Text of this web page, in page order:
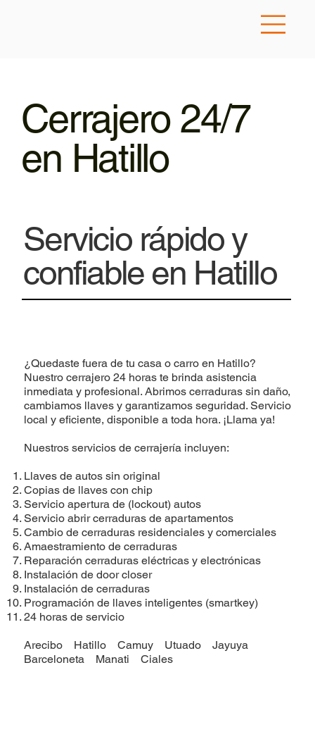
Cerrajero 24/7
en Hatillo
Servicio rápido y
confiable en Hatillo
¿Quedaste fuera de tu casa o carro en Hatillo?
Nuestro cerrajero 24 horas te brinda asistencia
inmediata y profesional. Abrimos cerraduras sin daño,
cambiamos llaves y garantizamos seguridad. Servicio
local y eficiente, disponible a toda hora. ¡Llama ya!
Nuestros servicios de cerrajería incluyen:
Llaves de autos sin original
Copias de llaves con chip
Servicio apertura de (lockout) autos
Servicio abrir cerraduras de apartamentos
Cambio de cerraduras residenciales y comerciales
Amaestramiento de cerraduras
Reparación cerraduras eléctricas y electrónicas
Instalación de door closer
Instalación de cerraduras
​Programación de llaves inteligentes (smartkey)
24 horas de servicio
Arecibo Hatillo Camuy Utuado
Jayuya
Barceloneta
Manati Ciales